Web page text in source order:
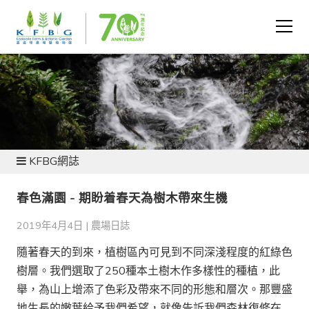
新聞及資源
KFBG網誌
春色滿園 - 期盼着春天為樹木帶來生機
2019年4月4日 | 農場日誌
隨著春天的到來，植樹區內可見到不同深淺程度的紅綠色
樹層。我們選取了250種本土樹木作多樣性的種植，此
舉，為山上增添了色彩及帶來不同的形態和層次。那豐盛